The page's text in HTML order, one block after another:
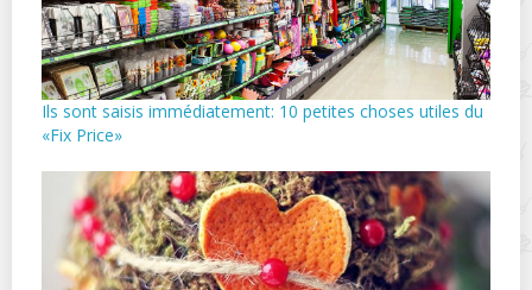
Ils sont saisis immédiatement: 10 petites choses utiles du
«Fix Price»